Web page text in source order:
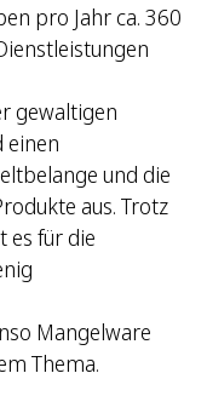
pro Jahr ca. 360
gewaltigen
einen
und die
aus. Trotz
es für die
Mangelware
Thema.